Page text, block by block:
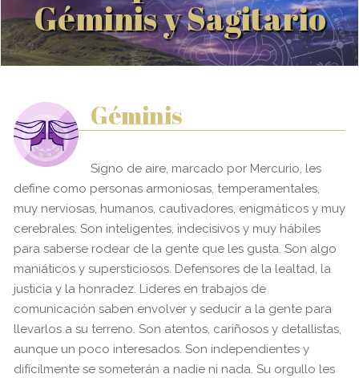
Géminis y Sagitario
Géminis
Signo de aire, marcado por Mercurio, les
define como personas armoniosas, temperamentales,
muy nerviosas, humanos, cautivadores, enigmáticos y muy
cerebrales. Son inteligentes, indecisivos y muy hábiles
para saberse rodear de la gente que les gusta. Son algo
maniáticos y supersticiosos. Defensores de la lealtad, la
justicia y la honradez. Lideres en trabajos de
comunicación saben envolver y seducir a la gente para
llevarlos a su terreno. Son atentos, cariñosos y detallistas,
aunque un poco interesados. Son independientes y
difícilmente se someterán a nadie ni nada. Su orgullo les